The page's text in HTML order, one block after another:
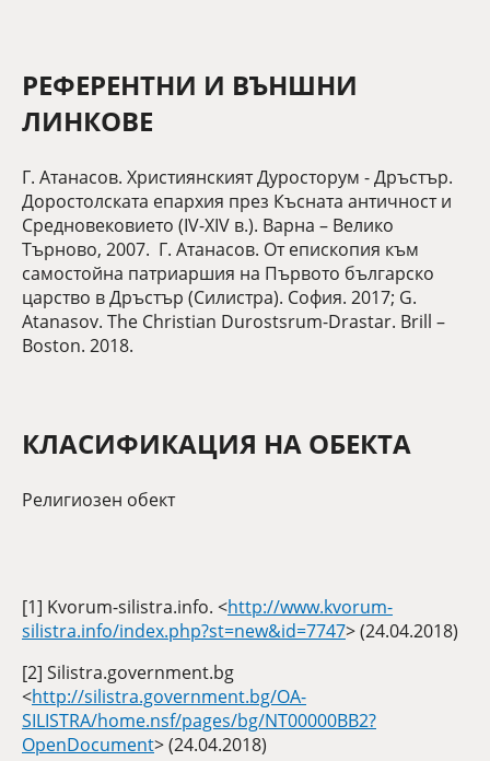
РЕФЕРЕНТНИ И ВЪНШНИ
ЛИНКОВЕ
Г. Атанасов. Християнският Дуросторум - Дръстър.
Доростолската епархия през Късната античност и
Средновековието (IV-ХIV в.). Варна – Велико
Търново, 2007. Г. Атанасов. От епископия към
самостойна патриаршия на Първото българско
царство в Дръстър (Силистра). София. 2017; G.
Atanasov. The Christian Durostsrum-Drastar. Brill –
Boston. 2018.
КЛАСИФИКАЦИЯ НА ОБЕКТА
Религиозен обект
[1] Kvorum-silistra.info. <http://www.kvorum-
silistra.info/index.php?st=new&id=7747> (24.04.2018)
[2] Silistra.government.bg
<http://silistra.government.bg/OA-
SILISTRA/home.nsf/pages/bg/NT00000BB2?
OpenDocument> (24.04.2018)